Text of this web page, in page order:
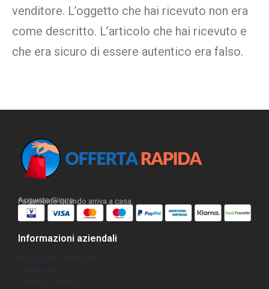
venditore. L’oggetto che hai ricevuto non era
come descritto. L’articolo che hai ricevuto e
che era sicuro di essere autentico era falso.
Acquisto Sicuro.
Pagamento quando arriva a casa.
Informazioni aziendali
Termini e condizioni